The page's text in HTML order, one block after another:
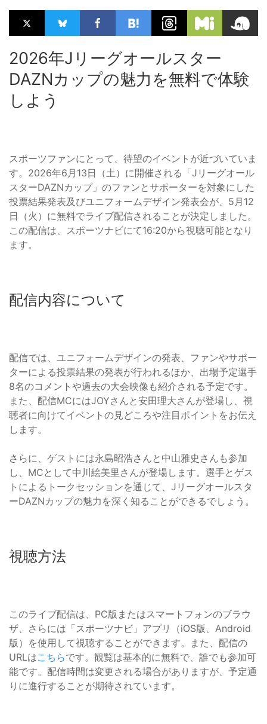
2026年Jリーグオールスター
DAZNカップの魅力を無料で体験
しよう
スポーツファンにとって、待望のイベントが近づいていま
す。2026年6月13日（土）に開催される「Jリーグオール
スターDAZNカップ」のファンとサポーターを対象にした
投票結果発表及びユニフォームデザイン発表会が、5月12
日（火）に無料でライブ配信されることが決定しました。
この配信は、スポーツナビにて16:20から視聴可能となり
ます。
配信内容について
配信では、ユニフォームデザインの発表、ファンやサポー
ターによる投票結果の発表が行われるほか、出場予定選手
8名のコメントや過去の大会映像も紹介される予定です。
また、配信MCにはJOYさんと安田理大さんが登場し、視
聴者に向けてイベントの見どころや注目ポイントをお伝え
します。
さらに、ゲストには永島昭浩さんと中山雅史さんも参加
し、MCとして中川絵美里さんが登場します。選手とゲス
トによるトークセッションを通じて、Jリーグオールスタ
ーDAZNカップの魅力を深く知ることができるでしょう。
視聴方法
このライブ配信は、PC版またはスマートフォンのブラウ
ザ、さらには「スポーツナビ」アプリ（iOS版、Android
版）を使用して視聴することができます。また、配信の
URLはこちらです。観覧は基本的に無料で、誰でも参加可
能です。配信時間は変更される場合がありますが、予定通
りに進行することが期待されています。